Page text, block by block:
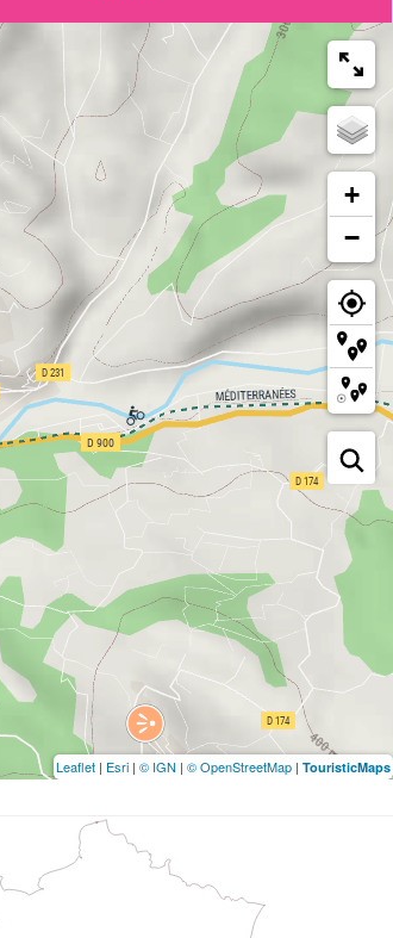
+
−
Leaflet | Esri | © IGN | © OpenStreetMap | TouristicMaps